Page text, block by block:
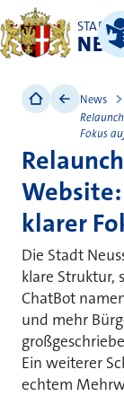
STADT
News
Fokus
klarer
Die Stadt
klare Struktur,
ChatBot
und mehr
Ein weiterer
echtem